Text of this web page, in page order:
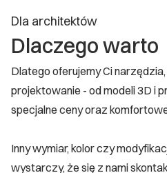
Dla architektów
Dlaczego warto
Dlatego oferujemy Ci
projektowanie - od modeli 3D i
specjalne ceny oraz
Inny wymiar, kolor czy
wystarczy, że się z nami